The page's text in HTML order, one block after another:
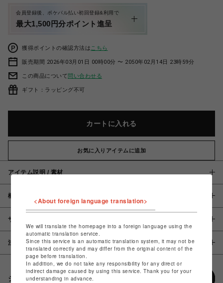
会員登録後、ポケパル払い初回登録&利用で
最大1,500円分ポイント進呈
獲得ポイントの確認方法は こちら
販売期間 2026年03月01日 00時00分 〜 2050年02月14日 23時59分
この商品について問い合わせる
ギフト：ラッピング不可
カートに入れる
お気に入りアイテムに追加
アイテム説明 / 素材
概要
サイズ
注意事項
シェアする
<About foreign language translation>
We will translate the homepage into a foreign language using the
automatic translation service.
Since this service is an automatic translation system, it may not be
translated correctly and may differ from the original content of the
page before translation.
In addition, we do not take any responsibility for any direct or
indirect damage caused by using this service. Thank you for your
understanding in advance.